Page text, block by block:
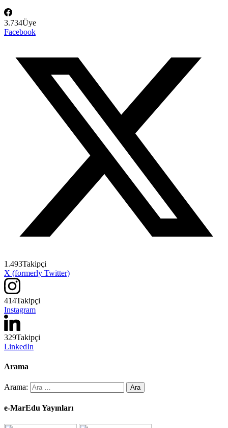
3.734Üye
Facebook
1.493Takipçi
X (formerly Twitter)
414Takipçi
Instagram
329Takipçi
LinkedIn
Arama
Arama:
e-MarEdu Yayınları